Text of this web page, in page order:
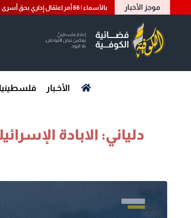
موجز الأخبار بالأسماء | 66 أمر اعتقال إداري بحق أسرى بسجون الاحتلال
الأخـبار
دلياني: الابادة